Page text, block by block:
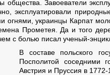
общества. Завоеватели
эксплуатировали
огнями, украинцы Карпат
Прометея. Да и того
с болью писал ученый-
В составе польского
Посполитой соседними
Австрия и Пруссия в